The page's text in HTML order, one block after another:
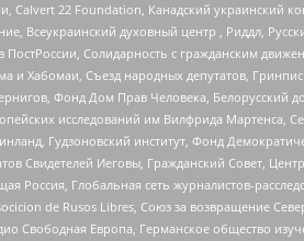
22 Foundation, Канадский украинский
Всеукраинский духовный центр , Риддл,
Солидарность с гражданским
и Хабомаи, Съезд народных депутатов,
Фонд Дом Прав Человека, Белорусский
исследований им Вилфрида Мартенса,
Гудзоновский институт, Фонд
Свидетелей Иеговы, Гражданский Совет,
Россия, Глобальная сеть журналистов-
de Rusos Libres, Союз за возвращение
Свободная Европа, Германское общество